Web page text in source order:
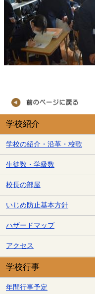
学校紹介
学校の紹介・沿革・校歌
生徒数・学級数
校長の部屋
いじめ防止基本方針
ハザードマップ
アクセス
学校行事
年間行事予定